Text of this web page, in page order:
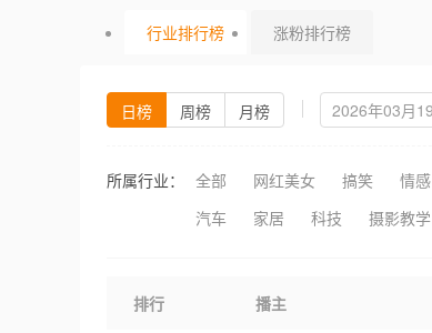
行业排行榜 涨粉排行榜
日榜 周榜 月榜
所属行业： 全部 网红美女 搞笑 情感
汽车
家居 科技 摄影教学
排行 播主